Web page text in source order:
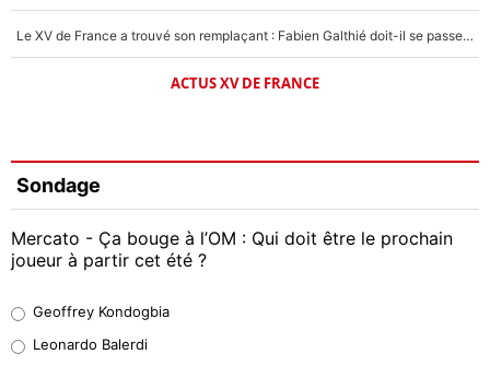
Le XV de France a trouvé son remplaçant : Fabien Galthié doit-il se passer d'Antoine Dupont ?
ACTUS XV DE FRANCE
Sondage
Mercato - Ça bouge à l’OM : Qui doit être le prochain
joueur à partir cet été ?
38%
Geoffrey Kondogbia
Leonardo Balerdi